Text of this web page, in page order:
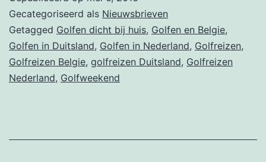
Golf
Lodge
Drentsche,
Gecategoriseerd als Nieuwsbrieven
Getagged Golfen dicht bij huis, Golfen en Belgie,
Golfen in Duitsland, Golfen in Nederland, Golfreizen,
Golfreizen Belgie, golfreizen Duitsland, Golfreizen
Nederland, Golfweekend